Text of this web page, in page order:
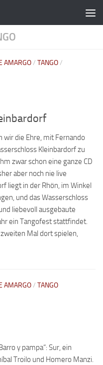
AMARGO/ TANGO/
wir die Ehre, mit Fernando
Kleinbardorf zu
zwar schon eine ganze CD
aber noch nie live
liegt in der Rhön, im Winkel
und das Wasserschloss
liebevoll ausgebaute
ein Tangofest stattfindet.
Mal dort spielen,
AMARGO/ TANGO
y pampa“: Sur, ein
Troilo und Homero Manzi.